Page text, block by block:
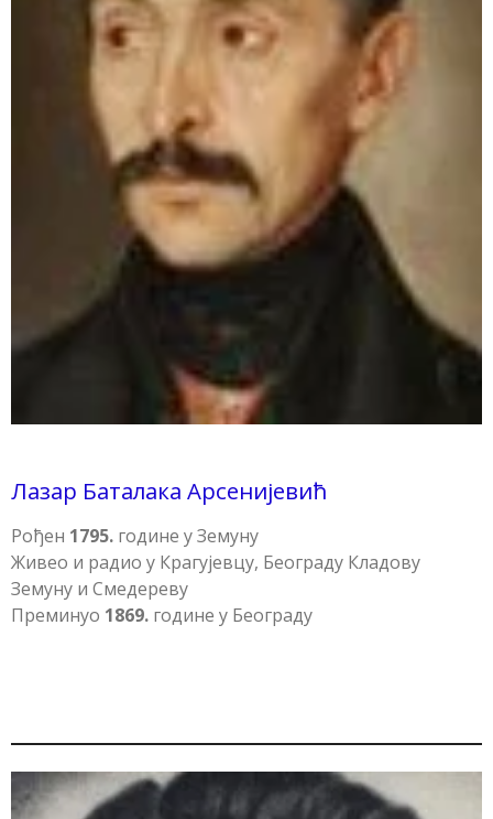
Лазар Баталака Арсенијевић
Рођен 1795. године у Земуну
Живео и радио у Крагујевцу, Београду Кладову
Земуну и Смедереву
Преминуо 1869. године у Београду